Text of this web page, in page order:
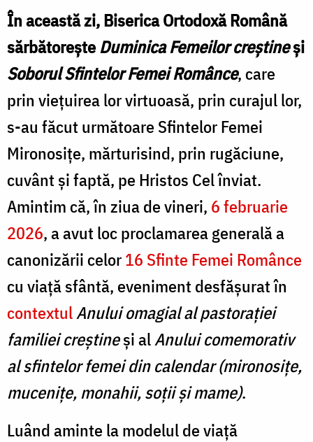
În această zi, Biserica Ortodoxă Română
sărbătoreșteDuminica Femeilor creștineși
Soborul Sfintelor Femei Românce, care
prin viețuirea lor virtuoasă, prin curajul lor,
s-au făcut următoare Sfintelor Femei
Mironosițe, mărturisind, prin rugăciune,
cuvânt și faptă, pe Hristos Cel înviat.
Amintim că, în ziua de vineri, 6 februarie
2026, a avut loc proclamarea generală a
canonizării celor16 Sfinte Femei Românce
cu viață sfântă, eveniment desfășurat în
contextulAnului omagial al pastorației
familiei creștineși alAnului comemorativ
al sfintelor femei din calendar (mironosițe,
mucenițe, monahii, soții și mame).
Luând aminte la modelul de viață